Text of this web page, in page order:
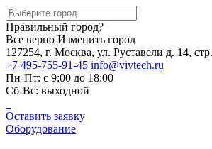
Правильный город?
Все верно Изменить город
127254, г. Москва, ул. Руставели д. 14,
+7 495-755-91-45 info@vivtech.ru
Пн-Пт: с 9:00 до 18:00
Сб-Вс: выходной
Оставить заявку
Оборудование